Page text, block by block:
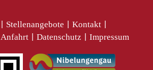
Stellenangebote Kontakt
Anfahrt Datenschutz Impressum